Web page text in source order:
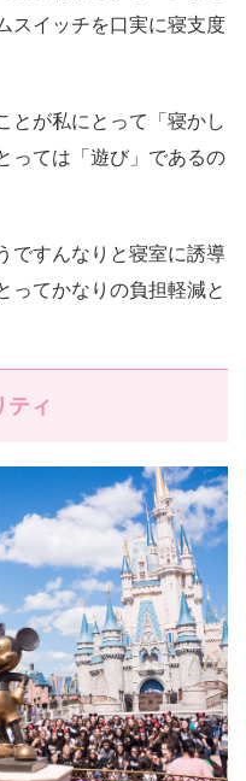
スイッチを口実に寝支度
とが私にとって「寝かし
っては「遊び」であるの
ですんなりと寝室に誘導
ってかなりの負担軽減と
ティ